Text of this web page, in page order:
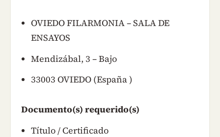
OVIEDO FILARMONIA – SALA DE
ENSAYOS
Mendizábal, 3 – Bajo
33003 OVIEDO (España )
Documento(s) requerido(s)
Título / Certificado